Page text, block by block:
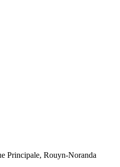
Principale, Rouyn-Noranda